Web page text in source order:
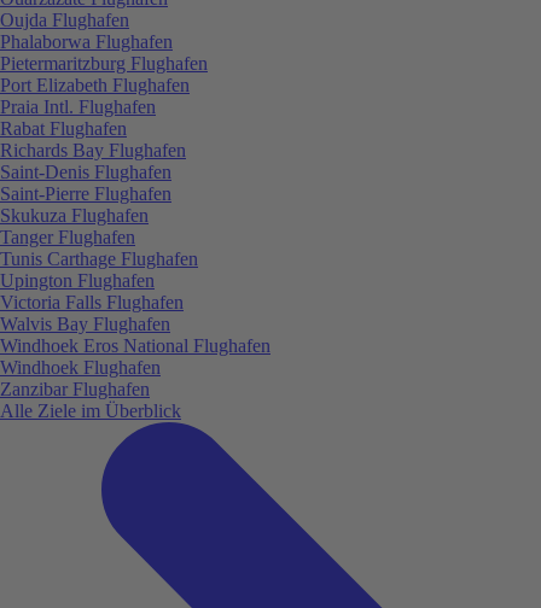
Oujda Flughafen
Phalaborwa Flughafen
Pietermaritzburg Flughafen
Port Elizabeth Flughafen
Praia Intl. Flughafen
Rabat Flughafen
Richards Bay Flughafen
Saint-Denis Flughafen
Saint-Pierre Flughafen
Skukuza Flughafen
Tanger Flughafen
Tunis Carthage Flughafen
Upington Flughafen
Victoria Falls Flughafen
Walvis Bay Flughafen
Windhoek Eros National Flughafen
Windhoek Flughafen
Zanzibar Flughafen
Alle Ziele im Überblick